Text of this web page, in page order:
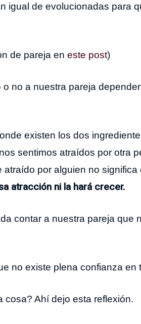
igual de evolucionadas para
de pareja en este post)
no a nuestra pareja
existen los dos
sentimos atraídos por otra
por alguien no
atracción ni la hará crecer.
contar a nuestra pareja que
no existe plena confianza en
cosa? Ahí dejo esta reflexión.